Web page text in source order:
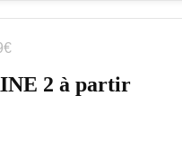
2 à partir